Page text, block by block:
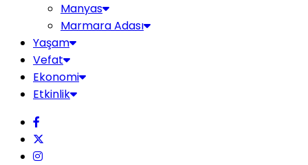
Manyas
Marmara Adası
Yaşam
Vefat
Ekonomi
Etkinlik